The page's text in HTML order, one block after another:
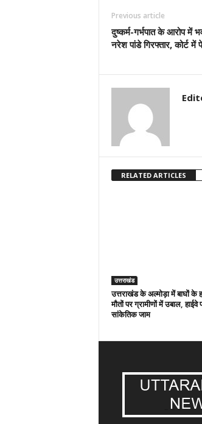
Previous article
दुष्कर्म-गर्भपात के आरोप में
नरेश पांडे गिरफ्तार, कोर्ट में
RELATED ARTICLES
उत्तराखंड
उत्तराखंड के अल्मोड़ा में बाघों के
मौतों पर ग्रामीणों में उबाल, हाईवे
सांकेतिक जाम